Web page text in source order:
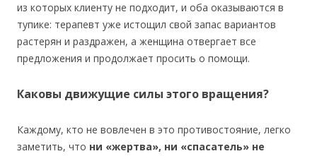
из которых клиенту не подходит, и оба оказываются в
тупике: терапевт уже истощил свой запас вариантов
растерян и раздражен, а женщина отвергает все
предложения и продолжает просить о помощи.
Каковы движущие силы этого вращения?
Каждому, кто не вовлечен в это противостояние, легко
заметить, что ни «жертва», ни «спасатель» не